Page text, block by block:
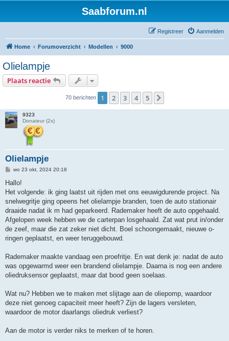
Saabforum.nl
Aanmelden
Registreer
Home Forumoverzicht Modellen 9000
Olielampje
Plaats reactie
70 berichten 1 2 3 4 5
9323
Donateur (2x)
Olielampje
B
r
c
h
wo 23 okt, 2024 20:18
Hallo!
Het volgende: ik ging laatst uit rijden met ons eeuwigdurende project. Na
snelwegritje ging opeens het olielampje branden, toen de auto stationair
draaide nadat ik m had geparkeerd. Rademaker heeft de auto opgehaald.
Afgelopen week hebben we de carterpan losgehaald. Zat wat prut in/onder
de zeef, maar die zat zeker niet dicht. Boel schoongemaakt, nieuwe o-
ringen geplaatst, en weer teruggebouwd.
Rademaker maakte vandaag een proefritje. En wat denk je: nadat de auto
was opgewarmd weer een brandend olielampje. Daarna is nog een andere
oliedruksensor geplaatst, maar dat bood geen soelaas.
Wat nu? Hebben we te maken met slijtage aan de oliepomp, waardoor
deze niet genoeg capaciteit meer heeft? Zijn de lagers versleten,
waardoor de motor daarlangs oliedruk verliest?
Aan de motor is verder niks te merken of te horen.